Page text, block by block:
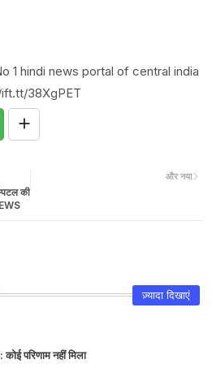
1 hindi news portal of central india
38XgPET
और नया
की
ज़्यादा दिखाएं
कोई परिणाम नहीं मिला